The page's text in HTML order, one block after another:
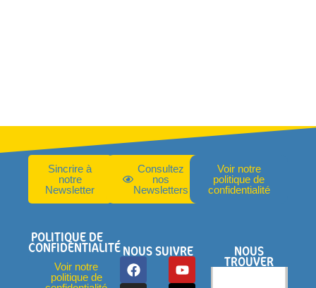
Sincrire à
notre
Newsletter
Consultez
nos
Newsletters
Voir notre
politique de
confidentialité
POLITIQUE DE
CONFIDENTIALITÉ
Voir notre
politique de
NOUS SUIVRE NOUS
TROUVER